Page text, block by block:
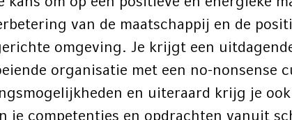
van de maatschappij en de
omgeving. Je krijgt een
organisatie met een no-nonsense
en uiteraard krijg je
je competenties en opdrachten vanuit